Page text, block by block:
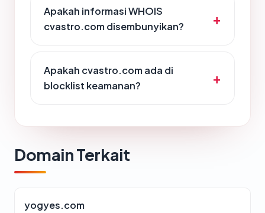
Apakah informasi WHOIS
cvastro.com disembunyikan?
Apakah cvastro.com ada di
blocklist keamanan?
Domain Terkait
yogyes.com